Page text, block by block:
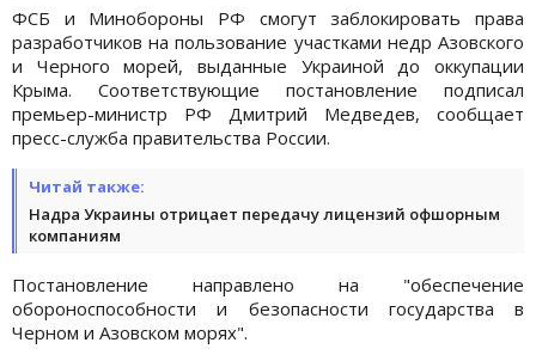
ФСБ и Минобороны РФ смогут заблокировать права
разработчиков на пользование участками недр Азовского
и Черного морей, выданные Украиной до оккупации
Крыма. Соответствующие постановление подписал
премьер-министр РФ Дмитрий Медведев, сообщает
пресс-служба правительства России.
Читай также:
Надра Украины отрицает передачу лицензий офшорным
компаниям
Постановление направлено на "обеспечение
обороноспособности и безопасности государства в
Черном и Азовском морях".